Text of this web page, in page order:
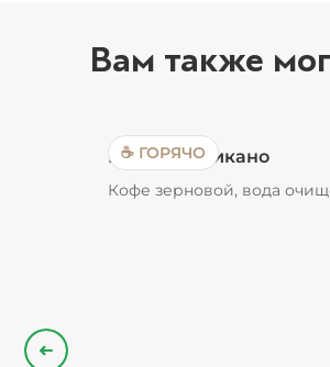
Вам также
☕ ГОРЯЧО
Кофе Американо
Кофе зерновой, вода
Назад